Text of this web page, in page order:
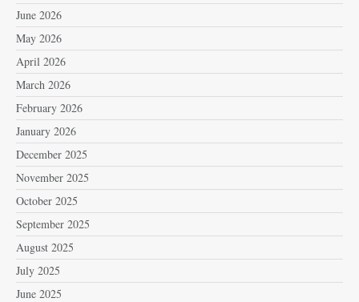
June 2026
May 2026
April 2026
March 2026
February 2026
January 2026
December 2025
November 2025
October 2025
September 2025
August 2025
July 2025
June 2025